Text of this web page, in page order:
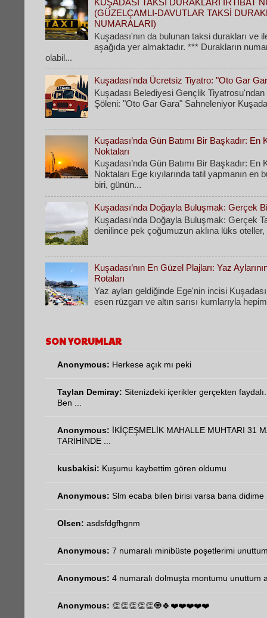
KUŞADASI TAKSİ DURAKLARI İRTİBAT
(GÜZELÇAMLI-DAVUTLAR TAKSİ
NUMARALARI)
Kuşadası'nın da bulunan taksi durakları ve
aşağıda yer almaktadır. *** Durakların
olabil...
Kuşadası'nda Ücretsiz Tiyatro: "Oto Gar
Kuşadası Belediyesi Gençlik
Şöleni: "Oto Gar Gara" Sahneleniyor
Kuşadası’nda Gün Batımı Bir Başkadır: En
Noktaları
Kuşadası’nda Gün Batımı Bir Başkadır: En
Noktaları Ege kıyılarında tatil yapmanın en
biri, günün...
Kuşadası'nda Doğayla Buluşmak: Gerçek
Kuşadası'nda Doğayla Buluşmak: Gerçek
denilince pek çoğumuzun aklına lüks
Kuşadası’nın En Güzel Plajları: Yaz
Rotaları
​Yaz ayları geldiğinde Ege'nin incisi
esen rüzgarı ve altın sarısı kumlarıyla
SON YORUMLAR
Anonymous: Herkese açık mı peki
Taylan Demiray: Sitenizdeki içerikler gerçekten faydalı.
Ben ...
Anonymous: İKİÇEŞMELİK MAHALLE MUHTARI 31
TARİHİNDE ...
kusbakisi: Kuşumu kaybettim gören oldumu
Anonymous: Slm ecaba bilen birisi varsa bana didime
Olsen: asdsfdgfhgnm
Anonymous: 7 numaralı minibüste poşetlerimi
Anonymous: 4 numaralı dolmuşta montumu unuttum
Anonymous: 👏👏👏👏👏🧿🍀❤️❤️❤️❤️❤️